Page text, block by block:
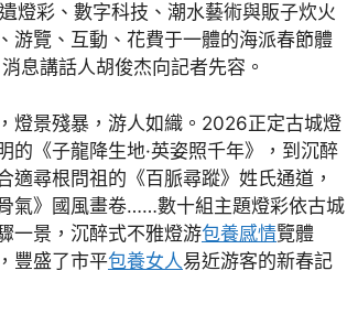
燈彩、數字科技、潮水藝術與販子炊火
游覽、互動、花費于一體的海派春節體
息講話人胡俊杰向記者先容。
燈景殘暴，游人如織。2026正定古城燈
的《子龍降生地·英姿照千年》，到沉醉
適尋根問祖的《百脈尋蹤》姓氏通道，
氣》國風畫卷……數十組主題燈彩依古城
一景，沉醉式不雅燈游包養感情覽體
豐盛了市平包養女人易近游客的新春記